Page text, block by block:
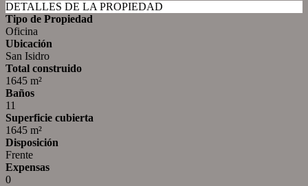
DETALLES DE LA PROPIEDAD
Tipo de Propiedad
Oficina
Ubicación
San Isidro
Total construido
1645 m²
Baños
11
Superficie cubierta
1645 m²
Disposición
Frente
Expensas
0